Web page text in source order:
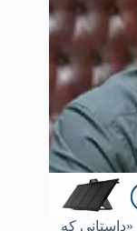
«داستانی که